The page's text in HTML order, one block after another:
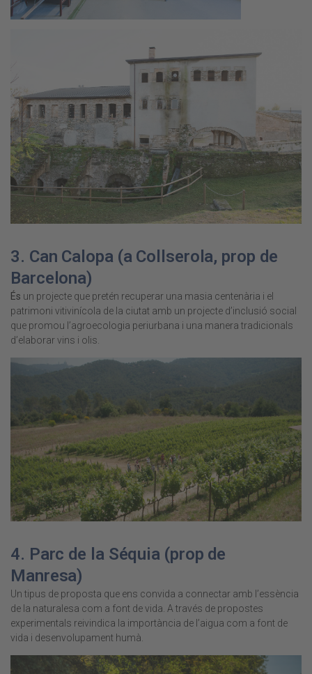
3. Can Calopa (a Collserola, prop de
Barcelona)
És un projecte que pretén recuperar una masia centenària i el
patrimoni vitivinícola de la ciutat amb un projecte d’inclusió social
que promou l’agroecologia periurbana i una manera tradicionals
d’elaborar vins i olis.
4. Parc de la Séquia (prop de
Manresa)
Un tipus de proposta que ens convida a connectar amb l’essència
de la naturalesa com a font de vida. A través de propostes
experimentals reivindica la importància de l’aigua com a font de
vida i desenvolupament humà.